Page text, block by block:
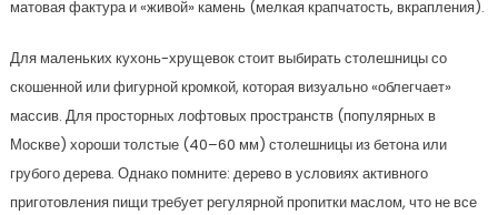
матовая фактура и «живой» камень (мелкая крапчатость, вкрапления).
Для маленьких кухонь-хрущевок стоит выбирать столешницы со
скошенной или фигурной кромкой, которая визуально «облегчает»
массив. Для просторных лофтовых пространств (популярных в
Москве) хороши толстые (40–60 мм) столешницы из бетона или
грубого дерева. Однако помните: дерево в условиях активного
приготовления пищи требует регулярной пропитки маслом, что не все